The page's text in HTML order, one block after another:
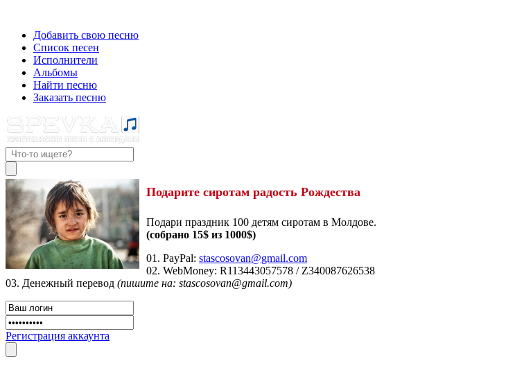
Добавить свою песню
Список песен
Исполнители
Альбомы
Найти песню
Заказать песню
Подарите сиротам радость Рождества
Подари праздник 100 детям сиротам в Молдове.
(собрано 15$ из 1000$)
01. PayPal:stascosovan@gmail.com
02. WebMoney:R113443057578 / Z340087626538
03. Денежный перевод (пишите на: stascosovan@gmail.com)
Регистрация аккаунта